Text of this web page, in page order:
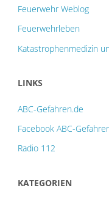
Feuerwehr Weblog
Feuerwehrleben
Katastrophenmedizin
LINKS
ABC-Gefahren.de
Facebook ABC-
Radio 112
KATEGORIEN